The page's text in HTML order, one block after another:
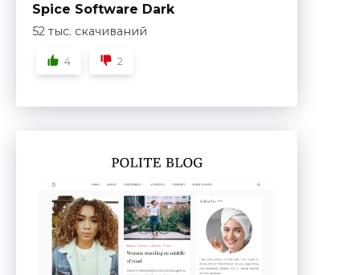
Spice Software Dark
52 тыс. скачиваний
4 2